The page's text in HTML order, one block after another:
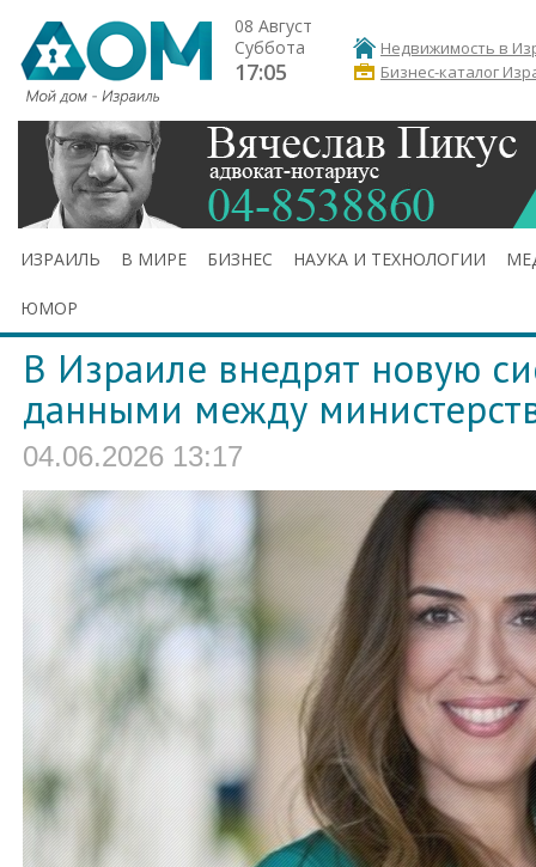
08 Август
Суббота
17:05
Недвижимость в
Бизнес-каталог
ИЗРАИЛЬ В МИРЕ БИЗНЕС НАУКА И ТЕХНОЛОГИИ
ЮМОР
В Израиле внедрят новую
данными между
04.06.2026 13:17